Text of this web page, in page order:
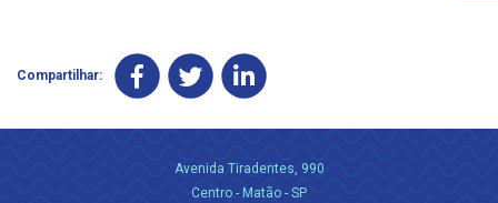
Compartilhar:
Avenida Tiradentes, 990
Centro - Matão - SP